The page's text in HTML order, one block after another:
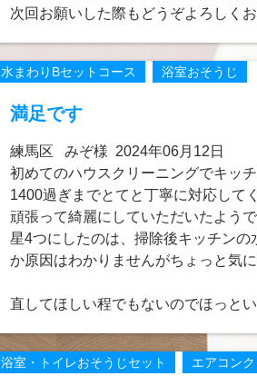
次回お願いした際もどうぞよろしく
水まわりBセットコース 浴室おそうじ
満足です
練馬区 みぞ様 2024年06月12日
初めてのハウスクリーニングでキッ
1400過ぎまでとてと丁寧に対応して
頑張って綺麗にしていただいたよう
星4つにしたのは、掃除後キッチン
か原因はわかりませんがちょっと気
直してほしい程でもないのでほっと
浴室・トイレおそうじセット エアコン